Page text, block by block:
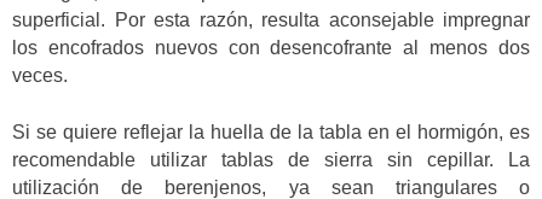
superficial. Por esta razón, resulta aconsejable impregnar
los encofrados nuevos con desencofrante al menos dos
veces.
Si se quiere reflejar la huella de la tabla en el hormigón, es
recomendable utilizar tablas de sierra sin cepillar. La
utilización de berenjenos, ya sean triangulares o